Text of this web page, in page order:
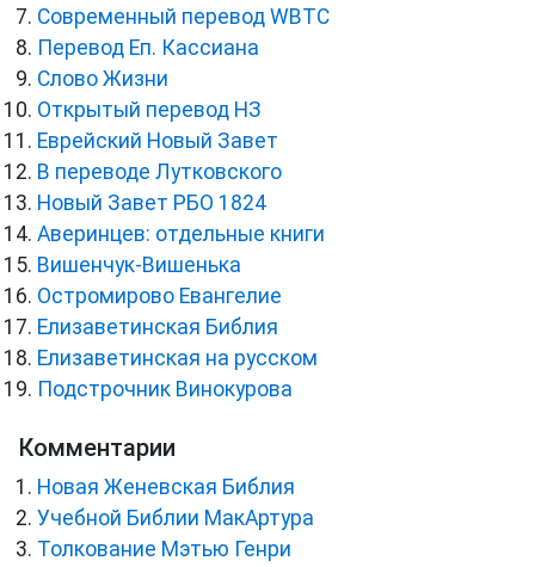
Cовременный перевод WBTC
Перевод Еп. Кассиана
Слово Жизни
Открытый перевод НЗ
Еврейский Новый Завет
В переводе Лутковского
Новый Завет РБО 1824
Аверинцев: отдельные книги
Вишенчук-Вишенька
Остромирово Евангелие
Елизаветинская Библия
Елизаветинская на русском
Подстрочник Винокурова
Комментарии
Новая Женевская Библия
Учебной Библии МакАртура
Толкование Мэтью Генри